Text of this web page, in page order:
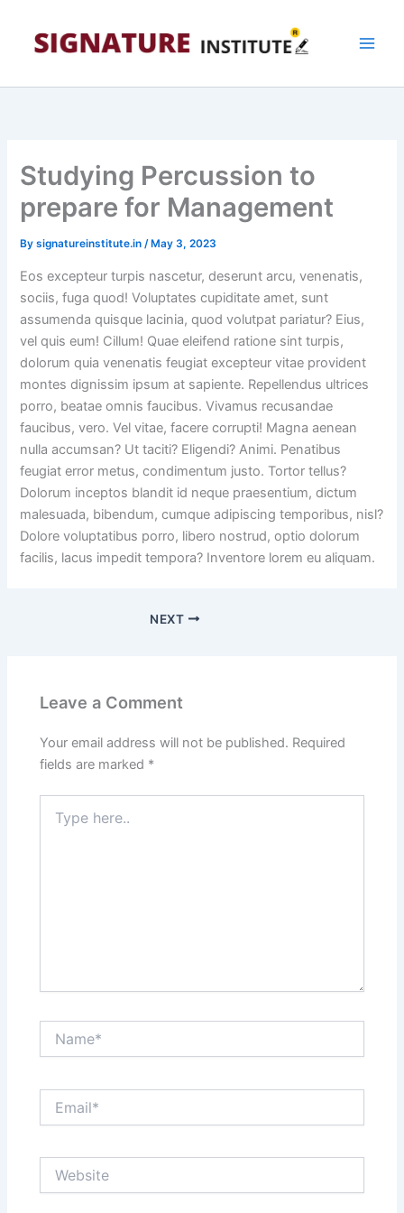
content
Studying Percussion to
prepare for Management
Bysignatureinstitute.in/ May 3, 2023
Eos excepteur turpis nascetur, deserunt arcu, venenatis,
sociis, fuga quod! Voluptates cupiditate amet, sunt
assumenda quisque lacinia, quod volutpat pariatur? Eius,
vel quis eum! Cillum! Quae eleifend ratione sint turpis,
dolorum quia venenatis feugiat excepteur vitae provident
montes dignissim ipsum at sapiente. Repellendus ultrices
porro, beatae omnis faucibus. Vivamus recusandae
faucibus, vero. Vel vitae, facere corrupti! Magna aenean
nulla accumsan? Ut taciti? Eligendi? Animi. Penatibus
feugiat error metus, condimentum justo. Tortor tellus?
Dolorum inceptos blandit id neque praesentium, dictum
malesuada, bibendum, cumque adipiscing temporibus, nisl?
Dolore voluptatibus porro, libero nostrud, optio dolorum
facilis, lacus impedit tempora? Inventore lorem eu aliquam.
NEXT
Leave a Comment
Your email address will not be published. Required
fields are marked *
here..